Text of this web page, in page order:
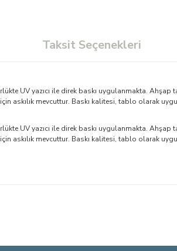
Taksit Seçenekleri
UV yazıcı ile direk baskı uygulanmakta. Ahşap
askılık mevcuttur. Baskı kalitesi, tablo olarak
UV yazıcı ile direk baskı uygulanmakta. Ahşap
askılık mevcuttur. Baskı kalitesi, tablo olarak